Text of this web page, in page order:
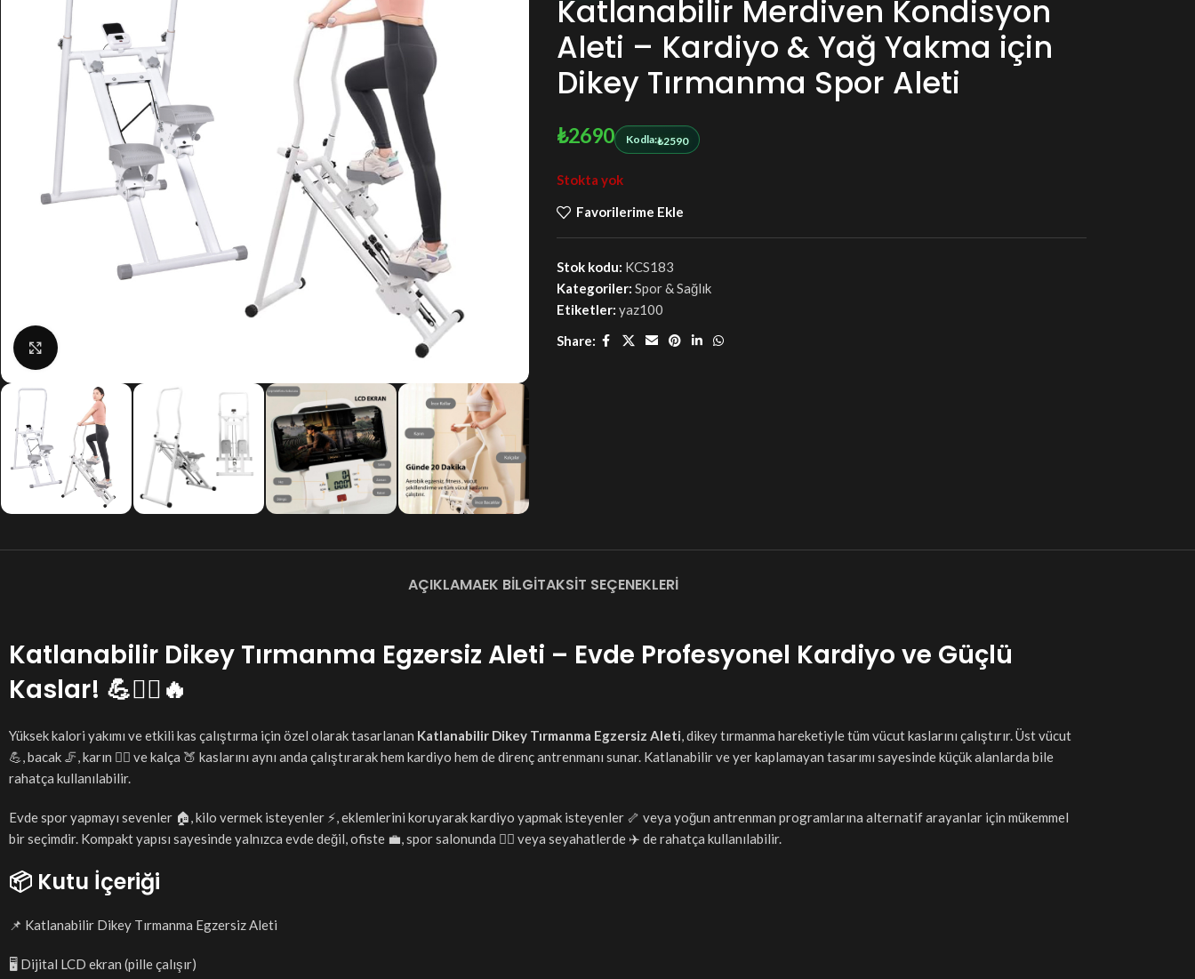
Katlanabilir Merdiven Kondisyon
Aleti – Kardiyo & Yağ Yakma için
Dikey Tırmanma Spor Aleti
₺2690 Kodla:₺2590
Stokta yok
Favorilerime Ekle
Stok kodu: KCS183
Kategoriler: Spor & Sağlık
Etiketler: yaz100
Share:
AÇIKLAMAEK BILGITAKSIT SEÇENEKLERI
Katlanabilir Dikey Tırmanma Egzersiz Aleti – Evde Profesyonel Kardiyo ve Güçlü
Kaslar! 💪🏋️‍♂️🔥
Yüksek kalori yakımı ve etkili kas çalıştırma için özel olarak tasarlanan Katlanabilir Dikey Tırmanma Egzersiz Aleti, dikey tırmanma hareketiyle tüm vücut kaslarını çalıştırır. Üst vücut
💪, bacak 🦵, karın 🧘‍♂️ ve kalça 🍑 kaslarını aynı anda çalıştırarak hem kardiyo hem de direnç antrenmanı sunar. Katlanabilir ve yer kaplamayan tasarımı sayesinde küçük alanlarda bile
rahatça kullanılabilir.
Evde spor yapmayı sevenler 🏠, kilo vermek isteyenler ⚡, eklemlerini koruyarak kardiyo yapmak isteyenler 🦴 veya yoğun antrenman programlarına alternatif arayanlar için mükemmel
bir seçimdir. Kompakt yapısı sayesinde yalnızca evde değil, ofiste 💼, spor salonunda 🏋️‍♀️ veya seyahatlerde ✈️ de rahatça kullanılabilir.
📦 Kutu İçeriği
📌 Katlanabilir Dikey Tırmanma Egzersiz Aleti
🖥️ Dijital LCD ekran (pille çalışır)